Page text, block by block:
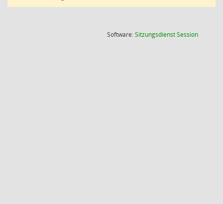
Software:SitzungsdienstSession(Wird in